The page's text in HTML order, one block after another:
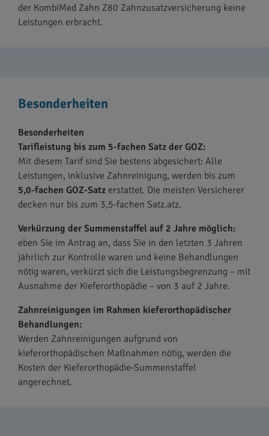
der KombiMed Zahn Z80 Zahnzusatzversicherung keine
Leistungen erbracht.
Besonderheiten
Besonderheiten
Tarifleistung bis zum 5-fachen Satz der GOZ:
Mit diesem Tarif sind Sie bestens abgesichert: Alle
Leistungen, inklusive Zahnreinigung, werden bis zum
5,0-fachen GOZ-Satz erstattet. Die meisten Versicherer
decken nur bis zum 3,5-fachen Satz.atz.
Verkürzung der Summenstaffel auf 2 Jahre möglich:
eben Sie im Antrag an, dass Sie in den letzten 3 Jahren
jährlich zur Kontrolle waren und keine Behandlungen
nötig waren, verkürzt sich die Leistungsbegrenzung – mit
Ausnahme der Kieferorthopädie – von 3 auf 2 Jahre.
Zahnreinigungen im Rahmen kieferorthopädischer
Behandlungen:
Werden Zahnreinigungen aufgrund von
kieferorthopädischen Maßnahmen nötig, werden die
Kosten der Kieferorthopädie-Summenstaffel
angerechnet.